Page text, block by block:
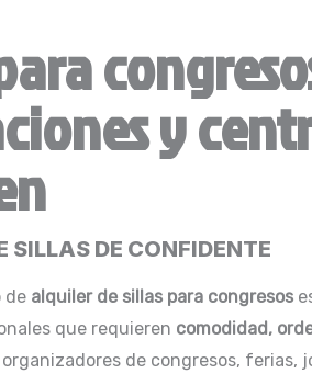
y
SILLAS DE CONFIDENTE
de alquiler de sillas para congresos
que requieren comodidad,
organizadores de congresos, ferias,